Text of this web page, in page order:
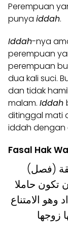
Perempuan
punya iddah.
Iddah-nya
perempuan
perempuan
dua kali suci.
dan tidak
malam. Iddah
ditinggal mati
iddah dengan
Fasal Hak
(فصل) ويجب للمعتدة الرجعية السكني والنفقة
تكون حاملا
وهو الامتناع
زوجها